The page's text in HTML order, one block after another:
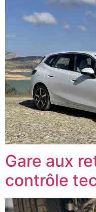
Gare aux
contrôle